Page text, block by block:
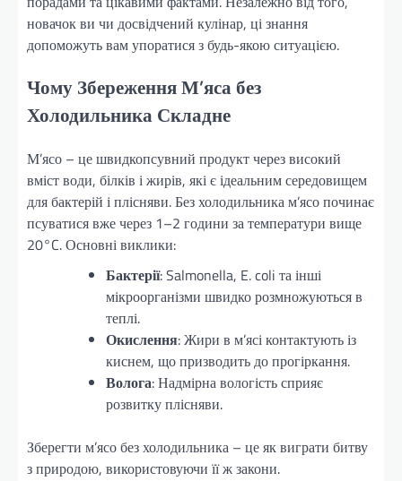
новачок ви чи досвідчений кулінар, ці знання
допоможуть вам упоратися з будь-якою ситуацією.
Чому Збереження М’яса без
Холодильника Складне
М’ясо – це швидкопсувний продукт через високий
вміст води, білків і жирів, які є ідеальним середовищем
для бактерій і плісняви. Без холодильника м’ясо починає
псуватися вже через 1–2 години за температури вище
20°C. Основні виклики:
Бактерії: Salmonella, E. coli та інші
мікроорганізми швидко розмножуються в
теплі.
Окислення: Жири в м’ясі контактують із
киснем, що призводить до прогіркання.
Волога: Надмірна вологість сприяє
розвитку плісняви.
Зберегти м’ясо без холодильника – це як виграти битву
з природою, використовуючи її ж закони.